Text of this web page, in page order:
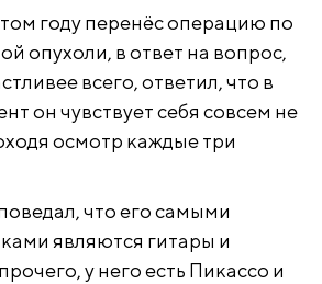
году перенёс операцию по
опухоли, в ответ на вопрос,
всего, ответил, что в
он чувствует себя совсем не
осмотр каждые три
что его самыми
являются гитары и
у него есть Пикассо и